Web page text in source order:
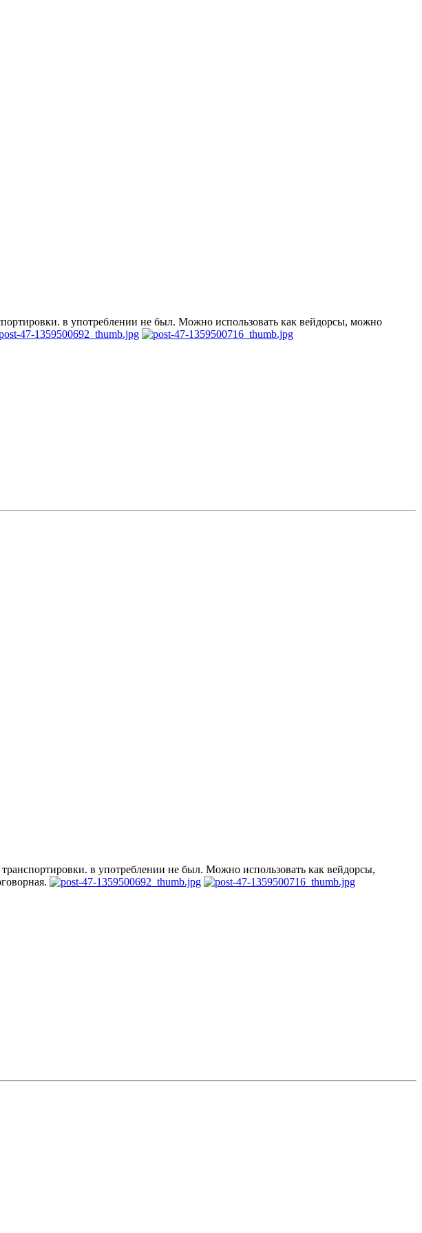
в употреблении не был. Можно использовать как вейдорсы, можно
в употреблении не был. Можно использовать как вейдорсы,